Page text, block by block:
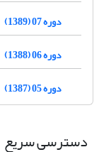
دوره 07 (1389)
دوره 06 (1388)
دوره 05 (1387)
دسترسی سریع